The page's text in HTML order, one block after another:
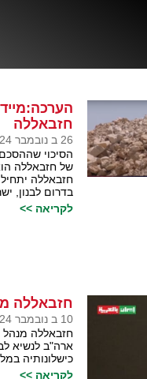
חזבאללה
26 ב נובמבר 2024
הסיכוי
של חזבאללה
חזבאללה
בדרום לבנון,
לקריאה >>
חזבאללה
10 ב נובמבר 2024
חזבאללה מנהל
ארה"ב לנשיא
כישלונותיה
לקריאה >>